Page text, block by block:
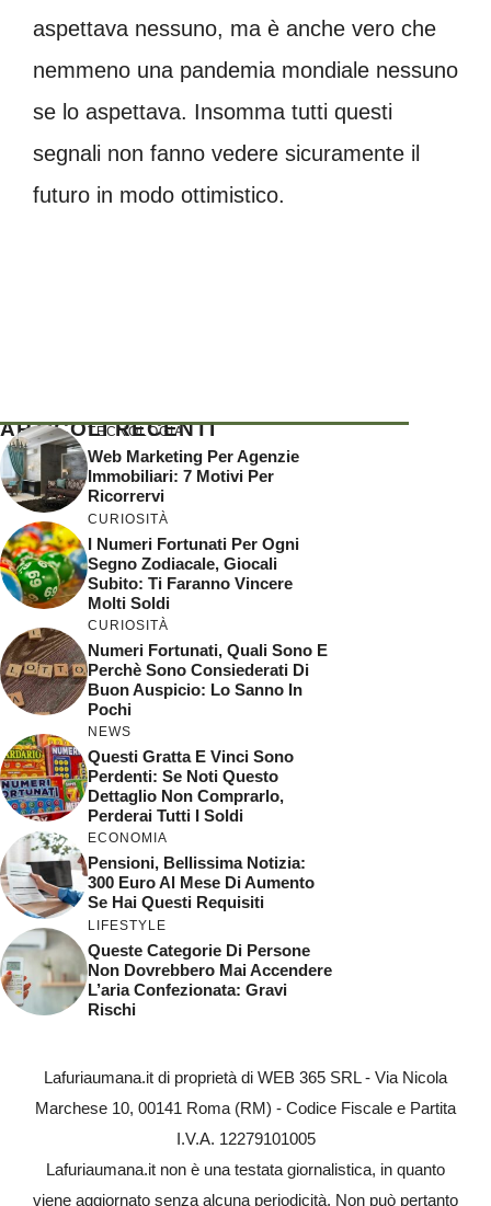
aspettava nessuno, ma è anche vero che
nemmeno una pandemia mondiale nessuno
se lo aspettava. Insomma tutti questi
segnali non fanno vedere sicuramente il
futuro in modo ottimistico.
ARTICOLI RECENTI
TECNOLOGIA
Web Marketing Per Agenzie
Immobiliari: 7 Motivi Per
Ricorrervi
CURIOSITÀ
I Numeri Fortunati Per Ogni
Segno Zodiacale, Giocali
Subito: Ti Faranno Vincere
Molti Soldi
CURIOSITÀ
Numeri Fortunati, Quali Sono E
Perchè Sono Consiederati Di
Buon Auspicio: Lo Sanno In
Pochi
NEWS
Questi Gratta E Vinci Sono
Perdenti: Se Noti Questo
Dettaglio Non Comprarlo,
Perderai Tutti I Soldi
ECONOMIA
Pensioni, Bellissima Notizia:
300 Euro Al Mese Di Aumento
Se Hai Questi Requisiti
LIFESTYLE
Queste Categorie Di Persone
Non Dovrebbero Mai Accendere
L’aria Confezionata: Gravi
Rischi
Lafuriaumana.it di proprietà di WEB 365 SRL - Via Nicola
Marchese 10, 00141 Roma (RM) - Codice Fiscale e Partita
I.V.A. 12279101005
Lafuriaumana.it non è una testata giornalistica, in quanto
viene aggiornato senza alcuna periodicità. Non può pertanto